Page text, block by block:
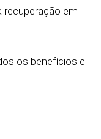
em
os benefícios e